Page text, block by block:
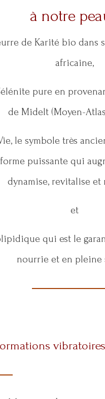
à notre
de Karité bio dans
africaine,
pure en
de Midelt (Moyen-
le symbole très
puissante qui
dynamise, revitalise et
et
qui est le
nourrie et en pleine